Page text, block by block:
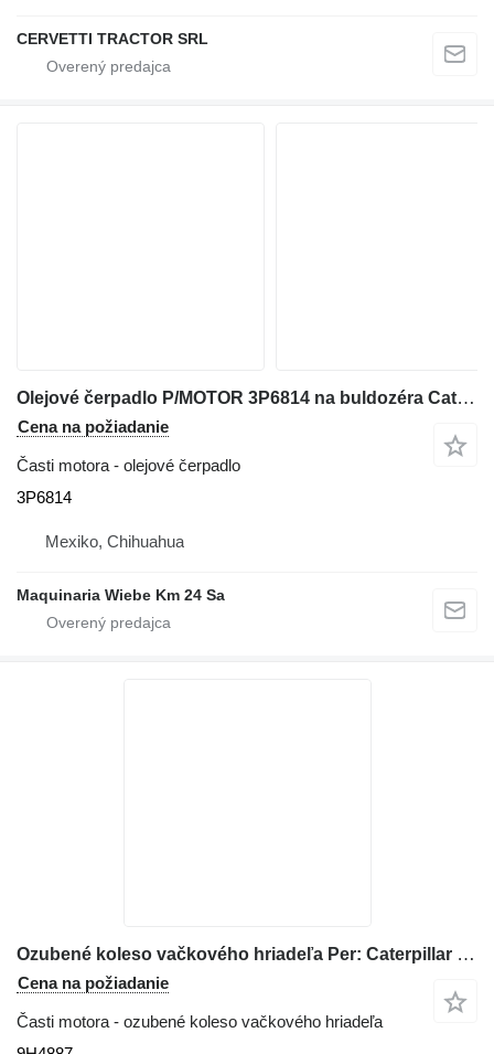
CERVETTI TRACTOR SRL
Olejové čerpadlo P/MOTOR 3P6814 na buldozéra Caterpillar D6D
Cena na požiadanie
Časti motora - olejové čerpadlo
3P6814
Mexiko, Chihuahua
Maquinaria Wiebe Km 24 Sa
Ozubené koleso vačkového hriadeľa Per: Caterpillar D333 Miscellanea C 9H4887 na buldozéra Caterpillar D333
Cena na požiadanie
Časti motora - ozubené koleso vačkového hriadeľa